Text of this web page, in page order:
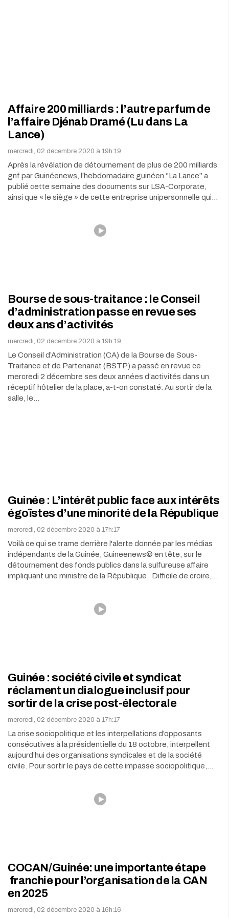
Affaire 200 milliards : l’autre parfum de
l’affaire Djénab Dramé (Lu dans La
Lance)
mercredi, 02 décembre 2020 à 19h:19
Après la révélation de détournement de plus de 200 milliards
gnf par Guinéenews, l’hebdomadaire guinéen ‘’La Lance’’ a
publié cette semaine des documents sur LSA-Corporate,
ainsi que « le siège » de cette entreprise unipersonnelle qui…
Bourse de sous-traitance : le Conseil
d’administration passe en revue ses
deux ans d’activités
mercredi, 02 décembre 2020 à 19h:19
Le Conseil d’Administration (CA) de la Bourse de Sous-
Traitance et de Partenariat (BSTP) a passé en revue ce
mercredi 2 décembre ses deux années d’activités dans un
réceptif hôtelier de la place, a-t-on constaté. Au sortir de la
salle, le…
Guinée : L’intérêt public face aux intérêts
égoïstes d’une minorité de la République
mercredi, 02 décembre 2020 à 17h:17
Voilà ce qui se trame derrière l'alerte donnée par les médias
indépendants de la Guinée, Guineenews© en tête, sur le
détournement des fonds publics dans la sulfureuse affaire
impliquant une ministre de la République. Difficile de croire,…
Guinée : société civile et syndicat
réclament un dialogue inclusif pour
sortir de la crise post-électorale
mercredi, 02 décembre 2020 à 17h:17
La crise sociopolitique et les interpellations d’opposants
consécutives à la présidentielle du 18 octobre, interpellent
aujourd’hui des organisations syndicales et de la société
civile. Pour sortir le pays de cette impasse sociopolitique,…
COCAN/Guinée: une importante étape
franchie pour l’organisation de la CAN
en 2025
mercredi, 02 décembre 2020 à 16h:16